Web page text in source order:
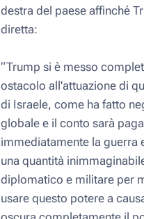
destra del paese affinché
diretta:
“Trump si è messo
ostacolo all'attuazione di
di Israele, come ha fatto
globale e il conto sarà
immediatamente la guerra
una quantità
diplomatico e militare per
usare questo potere a